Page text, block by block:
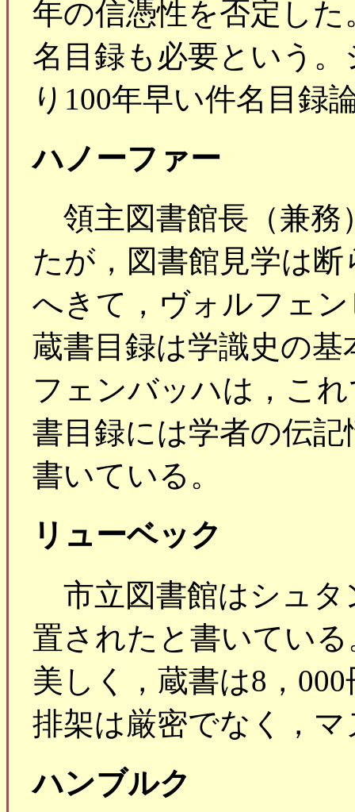
年の信憑性を否定し
名目録も必要という
り100年早い件名目録
ハノーファー
領主図書館長（兼務
たが，図書館見学は
へきて，ヴォルフェ
蔵書目録は学識史の
フェンバッハは，こ
書目録には学者の伝
書いている。
リューベック
市立図書館はシュタ
置されたと書いてい
美しく，蔵書は8，
排架は厳密でなく，
ハンブルク